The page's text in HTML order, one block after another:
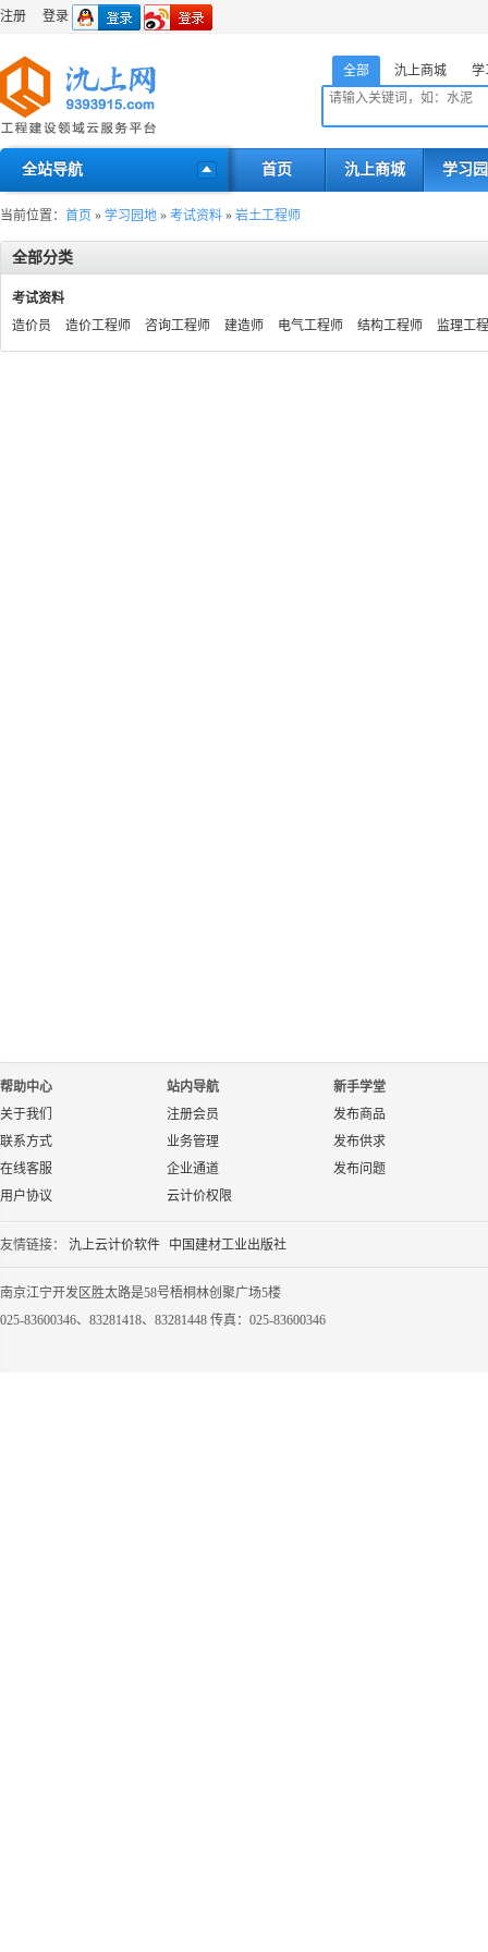
注册 登录
全部 氿上商城 学
全站导航 首页 氿上商城 学习
当前位置： 首页 » 学习园地 » 考试资料 » 岩土工程师
全部分类
考试资料
造价员
造价工程师 咨询工程师 建造师 电气工程师 结构工程师 监理工
帮助中心
关于我们
联系方式
在线客服
用户协议
站内导航
注册会员
业务管理
企业通道
云计价权限
新手学堂
发布商品
发布供求
发布问题
友情链接： 氿上云计价软件 中国建材工业出版社
南京江宁开发区胜太路是58号梧桐林创聚广场5楼
025-83600346、83281418、83281448 传真：025-83600346